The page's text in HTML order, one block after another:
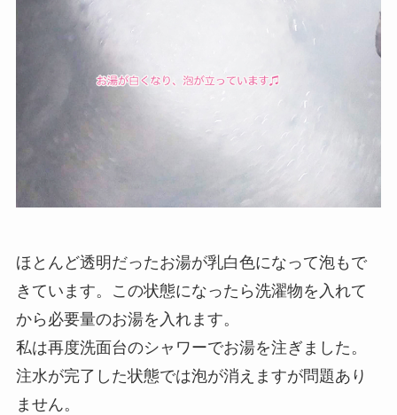
ほとんど透明だったお湯が乳白色になって泡もで
きています。この状態になったら洗濯物を入れて
から必要量のお湯を入れます。
私は再度洗面台のシャワーでお湯を注ぎました。
注水が完了した状態では泡が消えますが問題あり
ません。